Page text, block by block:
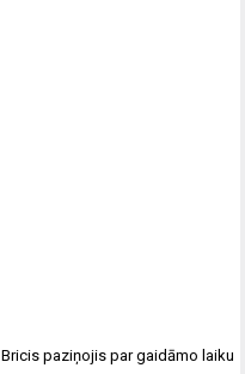
Bricis paziņojis par gaidāmo laiku